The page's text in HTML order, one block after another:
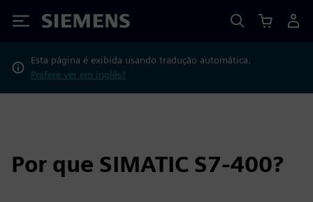
Siemens
Esta página é exibida usando tradução automática.
Prefere ver em inglês?
Por que SIMATIC S7-400?